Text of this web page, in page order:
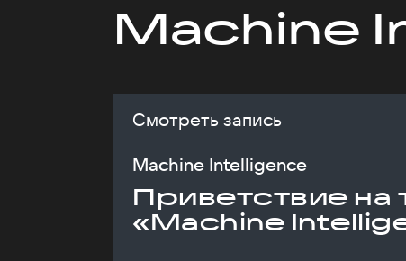
Machine
Смотреть запись
Machine Intelligence
Приветствие на
«Machine